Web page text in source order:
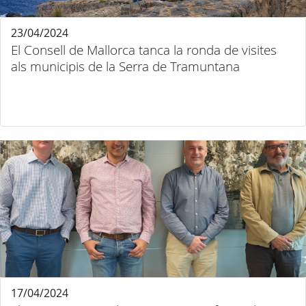
El Consell de Mallorca tanca la ronda de visites
als municipis de la Serra de Tramuntana
23/04/2024
17/04/2024